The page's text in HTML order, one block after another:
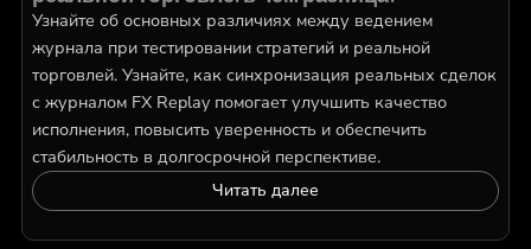
Узнайте об основных различиях между ведением
журнала при тестировании стратегий и реальной
торговлей. Узнайте, как синхронизация реальных сделок
с журналом FX Replay помогает улучшить качество
исполнения, повысить уверенность и обеспечить
стабильность в долгосрочной перспективе.
Читать далее